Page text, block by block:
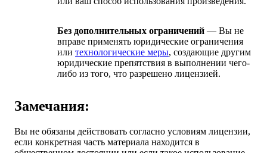
Без дополнительных ограничений — Вы не
вправе применять юридические ограничения
или технологические меры, создающие другим
юридические препятствия в выполнении чего-
либо из того, что разрешено лицензией.
Замечания:
Вы не обязаны действовать согласно условиям лицензии,
если конкретная часть материала находится в